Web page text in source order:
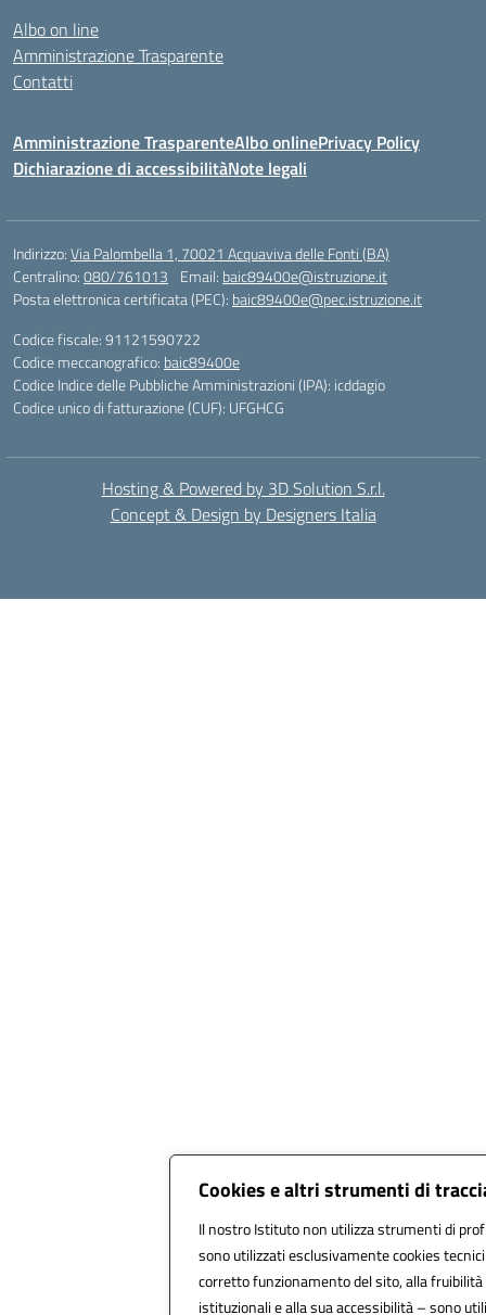
Cookies e altri strumenti di
Il nostro Istituto non utilizza strumenti di
sono utilizzati esclusivamente cookies
corretto funzionamento del sito, alla fruibilità
istituzionali e alla sua accessibilità – sono
Albo on line
Amministrazione Trasparente
Contatti
Amministrazione TrasparenteAlbo onlinePrivacy Policy
Dichiarazione di accessibilitàNote legali
Indirizzo:Via Palombella 1, 70021 Acquaviva delle Fonti (BA)
Centralino:080/761013 Email: baic89400e@istruzione.it
Posta elettronica certificata (PEC): baic89400e@pec.istruzione.it
Codice fiscale: 91121590722
Codice meccanografico: baic89400e
Codice Indice delle Pubbliche Amministrazioni (IPA): icddagio
Codice unico di fatturazione (CUF): UFGHCG
Hosting & Powered by 3D Solution S.r.l.
Concept & Design by Designers Italia